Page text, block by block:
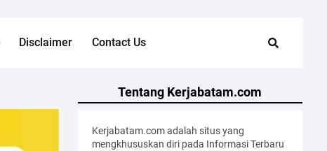
Disclaimer Contact Us
Tentang Kerjabatam.com
Kerjabatam.com adalah situs yang
mengkhususkan diri pada Informasi Terbaru